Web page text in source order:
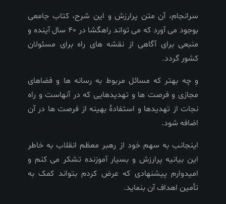
سرانجام، آن متن پرارزش و این شرح، کتاب جامعی
بوجود می آورد که می تواند راهگشا در 40 سال آینده و
منبعی برای آگاهی از نقشه های راه برای مسئولان
کشور گردد.
و چه بهتر که مسائل مربوط به رسانه ها و فضاهای
مجازی و فرصت ها و تهدیدهایی که در آنهاست و راه
نجات از تهدیدها و استفادۀ بهینه از فرصت ها در آن
اضافه شود.
اینجانب به سهم خود از رهبر معظم انقلاب به خاطر
این بیانیه پرارزش و بسیار آموزنده تشکر می کنم و
امیدوارم پیشنهادی که عرض کردم بتواند کمک به
تأمین اهداف آن بنماید.